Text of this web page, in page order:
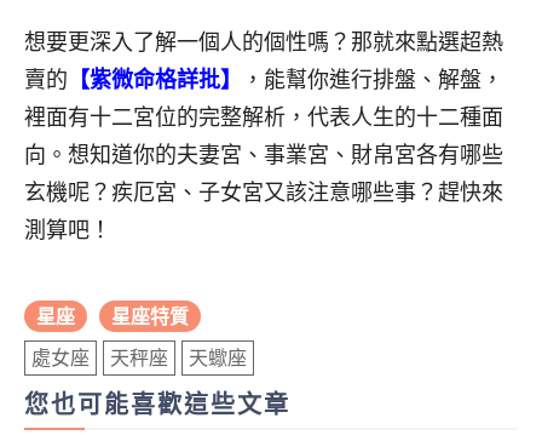
想要更深入了解一個人的個性嗎？那就來點選超熱
賣的 【紫微命格詳批】
，能幫你進行排盤、解盤，
裡面有十二宮位的完整解析，代表人生的十二種面
向。想知道你的夫妻宮、事業宮、財帛宮各有哪些
玄機呢？疾厄宮、子女宮又該注意哪些事？趕快來
測算吧！
星座 星座特質
處女座 天秤座 天蠍座
您也可能喜歡這些文章